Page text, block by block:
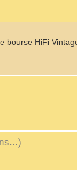
HiFi